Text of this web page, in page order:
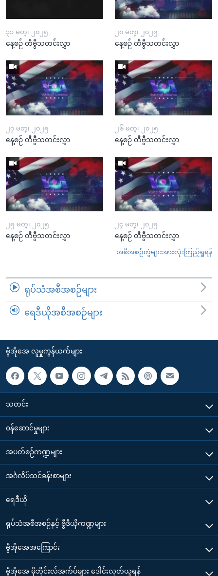
၃၁ မတ္၊ ၂၀၂၅
နေ့စဉ် တီဗွီသတင်းလွှာ
၂၈ မတ္၊ ၂၀၂၅
နေ့စဉ် တီဗွီသတင်းလွှာ
၂၇ မတ္၊ ၂၀၂၅
နေ့စဉ် တီဗွီသတင်းလွှာ
၂၆ မတ္၊ ၂၀၂၅
နေ့စဉ် တီဗွီသတင်းလွှာ
၂၅ မတ္၊ ၂၀၂၅
နေ့စဉ် တီဗွီသတင်းလွှာ
၂၄ မတ္၊ ၂၀၂၅
နေ့စဉ် တီဗွီသတင်းလွှာ
အစီအစဉ်တွဲများအားလုံးကြည့်ရှုရန်
ရုပ်သံအစီအစဉ်များ
ရေဒီယိုအစီအစဉ်များ
ဗွီအိုအေ လူမှုကွန်ယက်များ
သတင်း
၀န်ဆောင်မှုများ
အပတ်စဉ်ကဏ္ဍများ
အင်္ဂလိပ်သင်ခန်းစာများ
ရေဒီယို
ရုပ်သံအစီအစဉ်နှင့် ဗွီဒီယိုကဏ္ဍများ
ဗွီအိုအေအကြောင်း
ဗွီအိုအေ မိုဘိုင်းလ်အက်ပ်များ ဒေါင်းလုတ်ယူရန်